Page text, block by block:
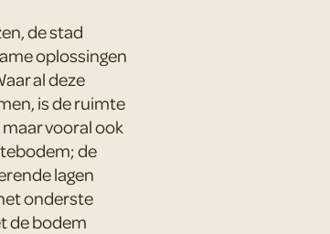
de stad
oplossingen
al deze
is de ruimte
vooral ook
de
lagen
onderste
de bodem